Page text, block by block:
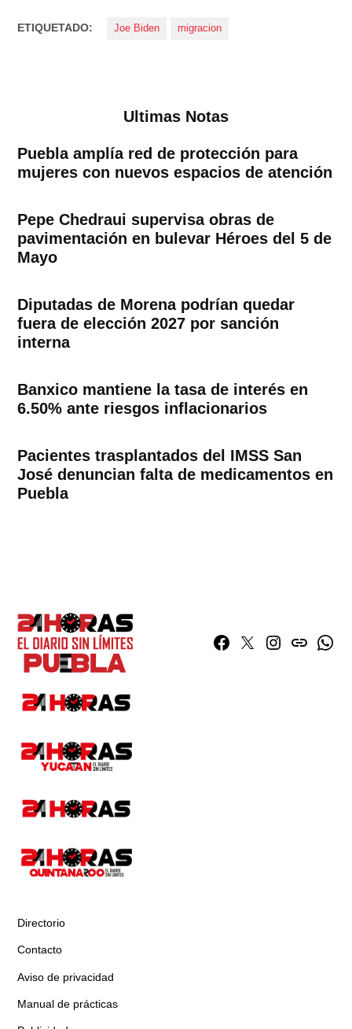
ETIQUETADO: Joe Biden migracion
Ultimas Notas
Puebla amplía red de protección para
mujeres con nuevos espacios de atención
Pepe Chedraui supervisa obras de
pavimentación en bulevar Héroes del 5 de
Mayo
Diputadas de Morena podrían quedar
fuera de elección 2027 por sanción
interna
Banxico mantiene la tasa de interés en
6.50% ante riesgos inflacionarios
Pacientes trasplantados del IMSS San
José denuncian falta de medicamentos en
Puebla
Facebook
TwitterInstagram
issuu
Directorio
Contacto
Aviso de privacidad
Manual de prácticas